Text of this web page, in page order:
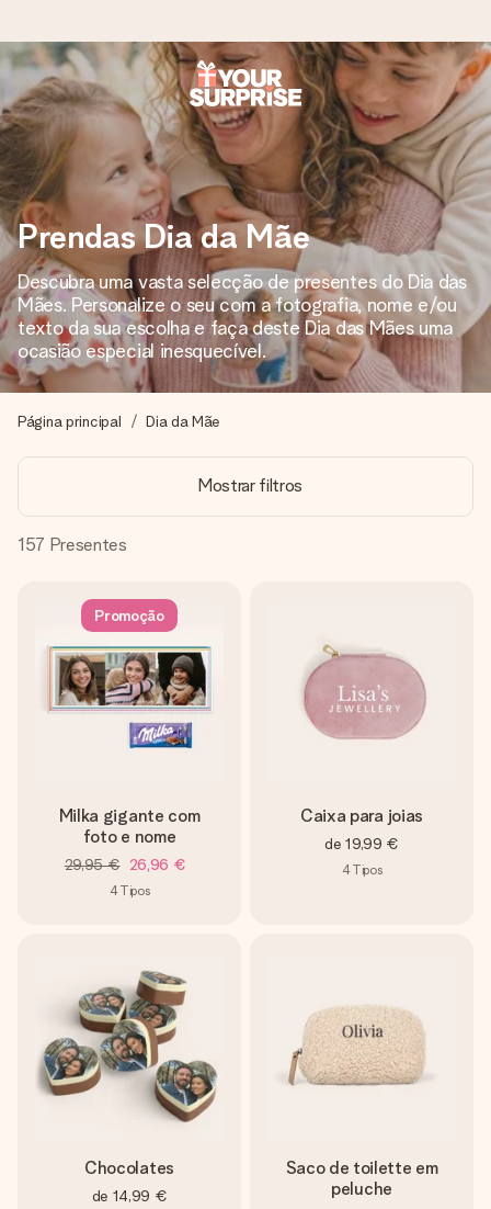
Encomende hoje, envio em 1 dia útil
Preparamos o teu presente com toda a atenção e
enviamos num instante - para que possas oferece-lo na
hora certa, quando mais importa.
4,7 (com base em +15.000 avaliações)
Os nossos presentes inspiram. Os clientes avaliam-nos
com 4,7 no Google Reviews.
Cria algo único em apenas alguns passos - com o nome
dela, uma foto ou uma mensagem que realmente toca o
coração. Sem complicações, apenas todo o amor num
momento especial.
Prendas Dia da Mãe
Descubra uma vasta selecção de presentes do Dia das
Mães. Personalize o seu com a fotografia, nome e/ou
texto da sua escolha e faça deste Dia das Mães uma
ocasião especial inesquecível.
Página principal Dia da Mãe
Mostrar filtros
157 Presentes
Promoção
Milka gigante com
foto e nome
29,95 € 26,96 €
4Tipos
Caixa para joias
de 19,99 €
4Tipos
Chocolates
de 14,99 €
Saco de toilette em
peluche